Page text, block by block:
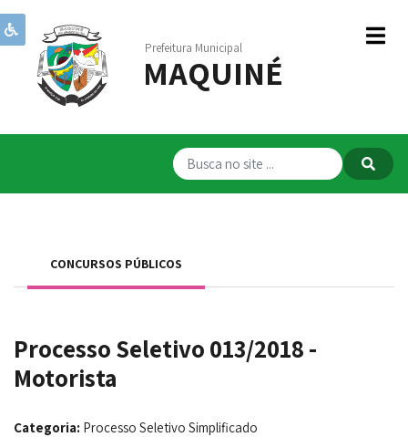
Prefeitura Municipal
MAQUINÉ
Institucional
Governo
Serviços
Servidores
CONCURSOS PÚBLICOS
Processo Seletivo 013/2018 -
Motorista
Categoria: Processo Seletivo Simplificado